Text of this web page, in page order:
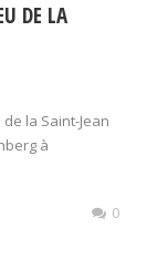
DE LA
la Saint-Jean
à
0